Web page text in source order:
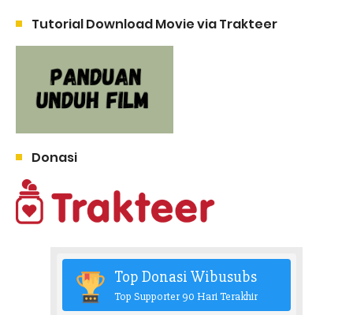
Tutorial Download Movie via Trakteer
Donasi